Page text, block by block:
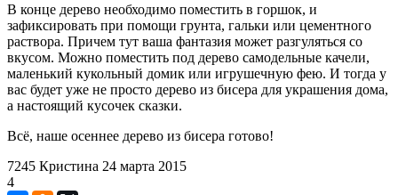
В конце дерево необходимо поместить в горшок, и
зафиксировать при помощи грунта, гальки или цементного
раствора. Причем тут ваша фантазия может разгуляться со
вкусом. Можно поместить под дерево самодельные качели,
маленький кукольный домик или игрушечную фею. И тогда у
вас будет уже не просто дерево из бисера для украшения дома,
а настоящий кусочек сказки.
Всё, наше осеннее дерево из бисера готово!
7245 Кристина 24 марта 2015
4